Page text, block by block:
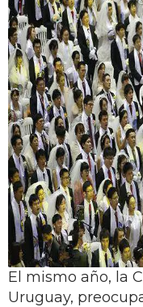
El mismo año, la
Uruguay,